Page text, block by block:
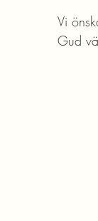
Vi
Gud